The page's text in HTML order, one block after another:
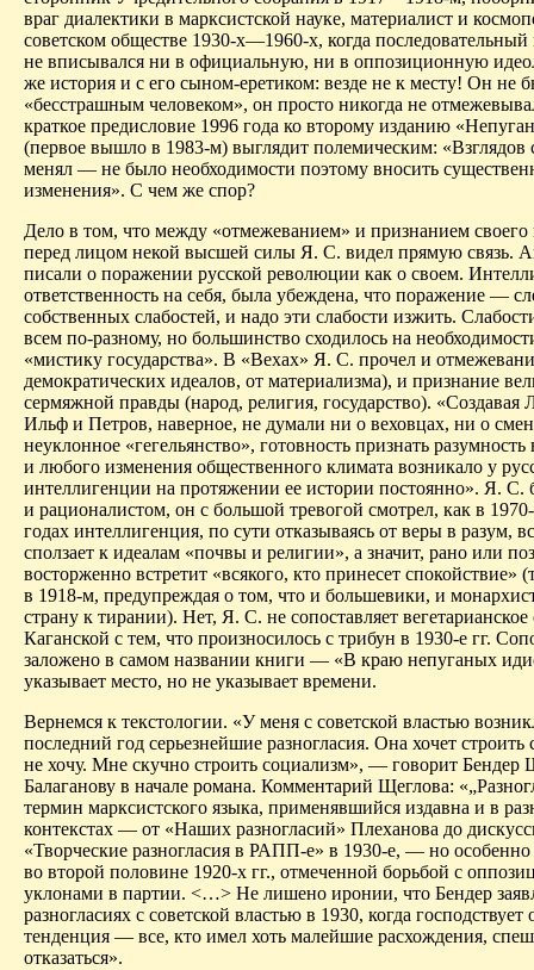
враг диалектики в марксистской науке, материалист и
советском обществе 1930-х—1960-х, когда последовательный
не вписывался ни в официальную, ни в оппозиционную
же история и с его сыном-еретиком: везде не к месту! Он не
«бесстрашным человеком», он просто никогда не
краткое предисловие 1996 года ко второму изданию
(первое вышло в 1983-м) выглядит полемическим: «Взглядов
менял — не было необходимости поэтому вносить
изменения». С чем же спор?
Дело в том, что между «отмежеванием» и признанием своего
перед лицом некой высшей силы Я. С. видел прямую связь.
писали о поражении русской революции как о своем.
ответственность на себя, была убеждена, что поражение —
собственных слабостей, и надо эти слабости изжить.
всем по-разному, но большинство сходилось на
«мистику государства». В «Вехах» Я. С. прочел и
демократических идеалов, от материализма), и признание
сермяжной правды (народ, религия, государство). «Создавая
Ильф и Петров, наверное, не думали ни о веховцах, ни о
неуклонное «гегельянство», готовность признать разумность
и любого изменения общественного климата возникало у
интеллигенции на протяжении ее истории постоянно». Я. С.
и рационалистом, он с большой тревогой смотрел, как в
годах интеллигенция, по сути отказываясь от веры в разум,
сползает к идеалам «почвы и религии», а значит, рано или
восторженно встретит «всякого, кто принесет спокойствие»
в 1918-м, предупреждая о том, что и большевики, и
страну к тирании). Нет, Я. С. не сопоставляет
Каганской с тем, что произносилось с трибун в 1930-е гг.
заложено в самом названии книги — «В краю непуганых
указывает место, но не указывает времени.
Вернемся к текстологии. «У меня с советской властью
последний год серьезнейшие разногласия. Она хочет строить
не хочу. Мне скучно строить социализм», — говорит Бендер
Балаганову в начале романа. Комментарий Щеглова:
термин марксистского языка, применявшийся издавна и в
контекстах — от «Наших разногласий» Плеханова до
«Творческие разногласия в РАПП-е» в 1930-е, — но особенно
во второй половине 1920-х гг., отмеченной борьбой с
уклонами в партии. <…> Не лишено иронии, что Бендер
разногласиях с советской властью в 1930, когда господствует
тенденция — все, кто имел хоть малейшие расхождения,
отказаться».